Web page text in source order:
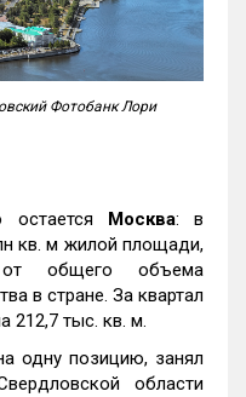
Фотобанк Лори
остается Москва: в
кв. м жилой площади,
от общего объема
в стране. За квартал
212,7 тыс. кв. м.
одну позицию, занял
области